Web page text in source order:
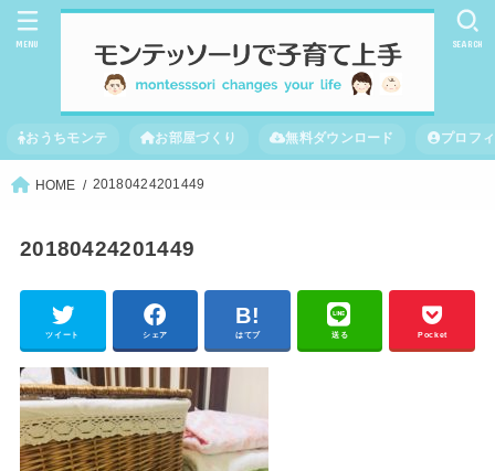
おうちモンテ お部屋づくり 無料ダウンロード プロフ
SEARCH
MENU
HOME 20180424201449
20180424201449
ツイート シェア はてブ 送る Pocket